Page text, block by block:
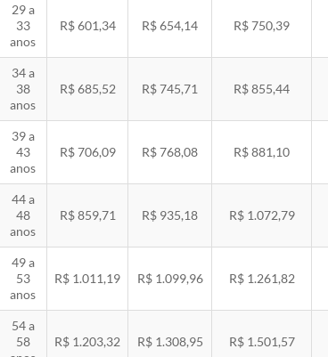
29 a
33
anos
R$ 601,34 R$ 654,14 R$ 750,39
34 a
38
anos
R$ 685,52 R$ 745,71 R$ 855,44
39 a
43
anos
R$ 706,09 R$ 768,08 R$ 881,10
44 a
48
anos
R$ 859,71 R$ 935,18 R$ 1.072,79
49 a
53
anos
R$ 1.011,19 R$ 1.099,96 R$ 1.261,82
54 a
58
R$ 1.203,32 R$ 1.308,95 R$ 1.501,57